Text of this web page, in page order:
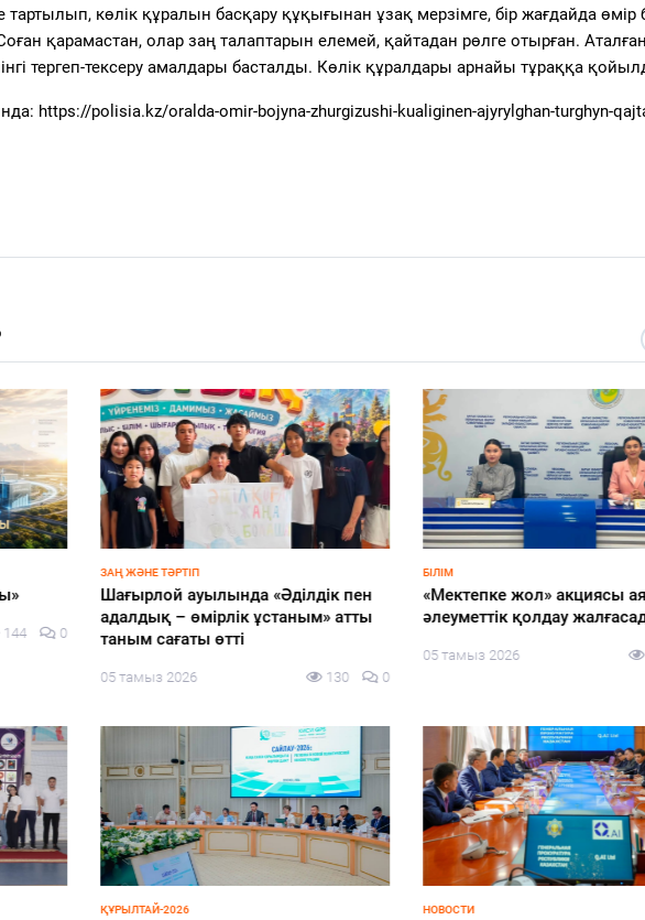
көлік құралын басқару құқығынан ұзақ мерзімге, бір жағдайда
қарамастан, олар заң талаптарын елемей, қайтадан рөлге отырған. Аталған
тергеп-тексеру амалдары басталды. Көлік құралдары арнайы тұраққа
https://polisia.kz/oralda-omir-bojyna-zhurgizushi-kualiginen-ajyrylghan-turghyn-
0
ЗАҢ ЖӘНЕ ТӘРТІП
Шағырлой ауылында «Әділдік пен
адалдық – өмірлік ұстаным» атты
таным сағаты өтті
05 тамыз 2026 130 0
ҚҰРЫЛТАЙ-2026
БІЛІМ
«Мектепке жол» акциясы
әлеуметтік қолдау
05 тамыз 2026
НОВОСТИ